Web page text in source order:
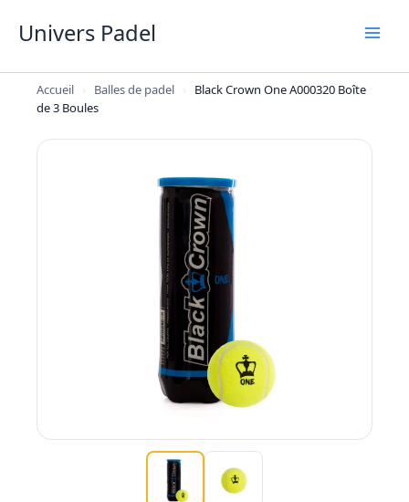
Univers Padel
Accueil › Balles de padel ›
Black Crown One A000320 Boîte
de 3 Boules